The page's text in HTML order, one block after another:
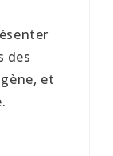
des
et